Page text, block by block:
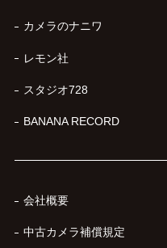
カメラのナニワ
レモン社
スタジオ728
BANANA RECORD
会社概要
中古カメラ補償規定